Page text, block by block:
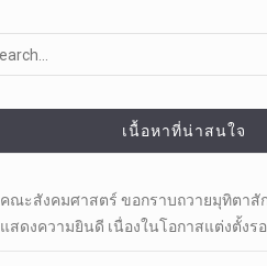
เนื้อหาที่น่าสนใจ
คณะสังคมศาสตร์ ขอกราบถวายมุทิตาสั
แสดงความยินดี เนื่องในโอกาสแต่งตั้งร